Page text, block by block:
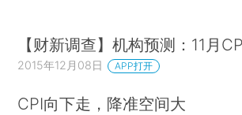
【财新调查】机构预测：11月
2015年12月08日 APP打开
CPI向下走，降准空间大